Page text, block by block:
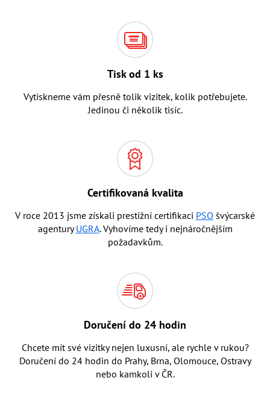
Tisk od 1 ks
Vytiskneme vám přesně tolik vizitek, kolik potřebujete.
Jedinou či několik tisíc.
Certifikovaná kvalita
V roce 2013 jsme získali prestižní certifikaci PSO švýcarské
agenturyUGRA. Vyhovíme tedy i nejnáročnějším
požadavkům.
Doručení do 24 hodin
Chcete mít své vizitky nejen luxusní, ale rychle v rukou?
Doručení do 24 hodin do Prahy, Brna, Olomouce, Ostravy
nebo kamkoli v ČR.